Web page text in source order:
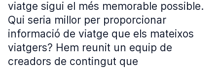
viatge sigui el més memorable possible.
Qui seria millor per proporcionar
informació de viatge que els mateixos
viatgers? Hem reunit un equip de
creadors de contingut que